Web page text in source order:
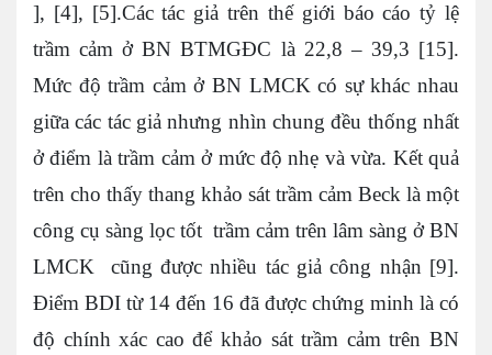
], [4], [5].Các tác giả trên thế giới báo cáo tỷ lệ
trầm cảm ở BN BTMGĐC là 22,8 – 39,3 [15].
Mức độ trầm cảm ở BN LMCK có sự khác nhau
giữa các tác giả nhưng nhìn chung đều thống nhất
ở điểm là trầm cảm ở mức độ nhẹ và vừa. Kết quả
trên cho thấy thang khảo sát trầm cảm Beck là một
công cụ sàng lọc tốt trầm cảm trên lâm sàng ở BN
LMCK cũng được nhiều tác giả công nhận [9].
Điểm BDI từ 14 đến 16 đã được chứng minh là có
độ chính xác cao để khảo sát trầm cảm trên BN